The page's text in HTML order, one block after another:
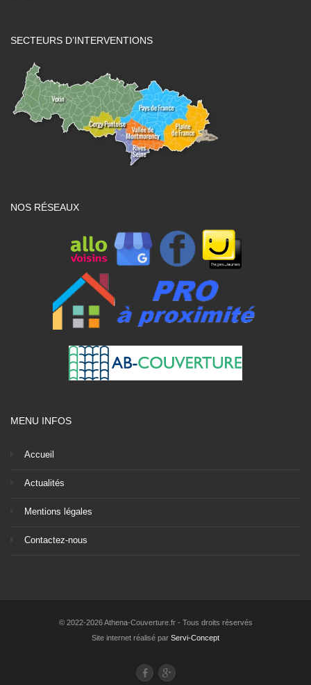
SECTEURS D’INTERVENTIONS
NOS RÉSEAUX
MENU INFOS
Accueil
Actualités
Mentions légales
Contactez-nous
© 2022-2026 Athena-Couverture.fr - Tous droits réservés
Site internet réalisé par Servi-Concept